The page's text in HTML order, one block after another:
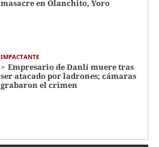
masacre en Olanchito, Yoro
IMPACTANTE
Empresario de Danlí muere tras
ser atacado por ladrones; cámaras
grabaron el crimen